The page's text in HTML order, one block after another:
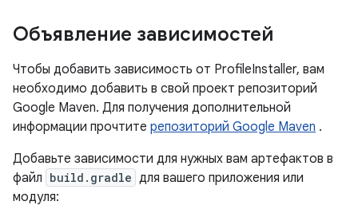
Объявление зависимостей
Чтобы добавить зависимость от ProfileInstaller, вам
необходимо добавить в свой проект репозиторий
Google Maven. Для получения дополнительной
информации прочтите репозиторий Google Maven .
Добавьте зависимости для нужных вам артефактов в
файл build.gradle для вашего приложения или
модуля: